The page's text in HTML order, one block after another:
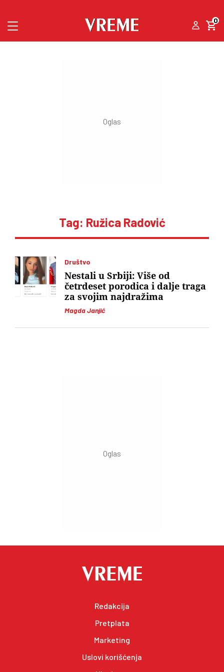
0
Tag: Ružica Radović
Društvo
Magda Janjić
Nestali u Srbiji: Više od
četrdeset porodica i dalje traga
za svojim najdražima
Redakcija
Pretplata
Marketing
Uslovi korišćenja